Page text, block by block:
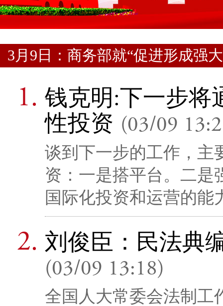
3月9日：商务部就“促进形成强
钱克明:下一步将
性投资 (03/09
谈到下一步的工作，主
资：一是搭平台。二是
国际化投资和运营的能
刘俊臣：民法典
(03/09 13:18)
全国人大常委会法制工